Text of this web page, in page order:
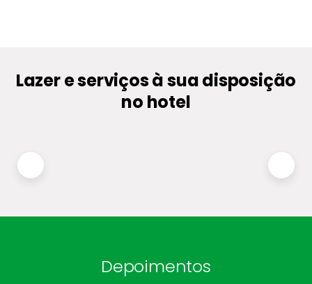
Lazer e serviços à sua disposição
no hotel
Depoimentos